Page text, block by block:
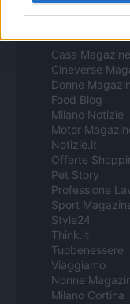
Casa Magazine
Cineverse
Donne
Food Blog
Milano Notizie
Motor
Notizie.it
Offerte
Pet Story
Professione
Sport
Style24
Think.it
Tuobenessere
Viaggiamo
Nonne
Milano Cortina